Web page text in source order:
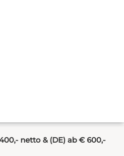
netto & (DE) ab € 600,-